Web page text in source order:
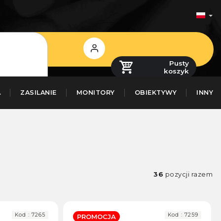
Zaloguj
się
Pusty
koszyk
ZASILANIE MONITORY OBIEKTYWY INNY
36 pozycji razem
Kod :7265 PROMOCJA Kod : 7259